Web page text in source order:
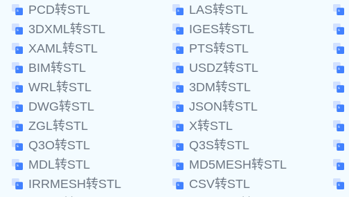
PCD转STL LAS转STL
3DXML转STL IGES转STL
XAML转STL PTS转STL
BIM转STL USDZ转STL
WRL转STL 3DM转STL
DWG转STL JSON转STL
ZGL转STL X转STL
Q3O转STL Q3S转STL
MDL转STL MD5MESH转STL
IRRMESH转STL CSV转STL